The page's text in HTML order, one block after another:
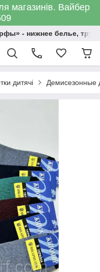
магазинів. Вайбер
- нижнее белье,
дитячі Демисезонные